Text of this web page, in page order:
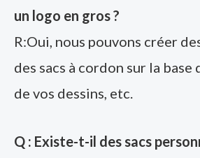
un logo en gros ?
R:Oui, nous pouvons créer
des sacs à cordon sur la base
de vos dessins, etc.
Q : Existe-t-il des sacs